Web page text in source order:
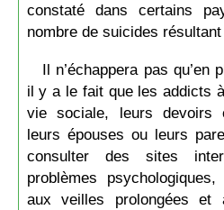
constaté dans certains
nombre de suicides
Il n’échappera pas qu’en
il y a le fait que les addicts
vie sociale, leurs devoirs
leurs épouses ou leurs
consulter des sites
problèmes
aux veilles prolongées et